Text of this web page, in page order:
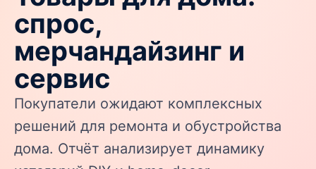
спрос,
мерчандайзинг и
сервис
Покупатели ожидают комплексных
решений для ремонта и обустройства
дома. Отчёт анализирует динамику